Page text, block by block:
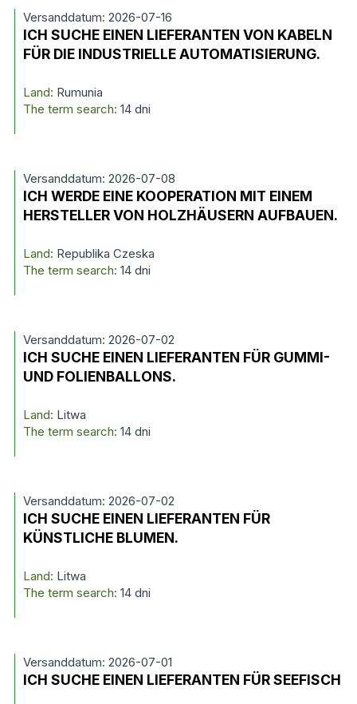
Versanddatum: 2026-07-16
ICH SUCHE EINEN LIEFERANTEN VON KABELN
FÜR DIE INDUSTRIELLE AUTOMATISIERUNG.
Land: Rumunia
The term search: 14 dni
Versanddatum: 2026-07-08
ICH WERDE EINE KOOPERATION MIT EINEM
HERSTELLER VON HOLZHÄUSERN AUFBAUEN.
Land: Republika Czeska
The term search: 14 dni
Versanddatum: 2026-07-02
ICH SUCHE EINEN LIEFERANTEN FÜR GUMMI-
UND FOLIENBALLONS.
Land: Litwa
The term search: 14 dni
Versanddatum: 2026-07-02
ICH SUCHE EINEN LIEFERANTEN FÜR
KÜNSTLICHE BLUMEN.
Land: Litwa
The term search: 14 dni
Versanddatum: 2026-07-01
ICH SUCHE EINEN LIEFERANTEN FÜR SEEFISCH